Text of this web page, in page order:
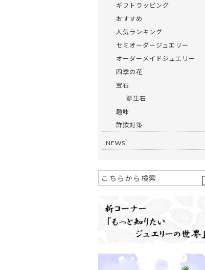
ギフトラッピング
おすすめ
人気ランキング
セミオーダージュエリー
オーダーメイドジュエリー
四季の花
宝石
誕生石
趣味
詐欺対策
NEWS